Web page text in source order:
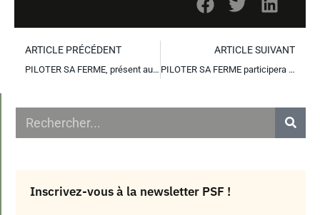
ARTICLE PRÉCÉDENT
PILOTER SA FERME, présent au concours Agreen Startup à Chateaudun du 23 au 25 septembre 2016
ARTICLE SUIVANT
PILOTER SA FERME participera à Agrifutur
Inscrivez-vous à la newsletter PSF !